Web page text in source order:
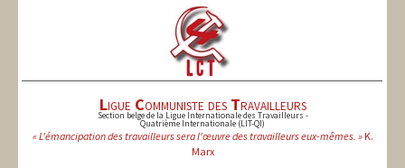
Ligue Communiste des Travailleurs
Section belge de la Ligue Internationale des Travailleurs -
Quatrième Internationale (LIT-QI)
« L'émancipation des travailleurs sera l'œuvre des travailleurs eux-mêmes. »K.
Marx